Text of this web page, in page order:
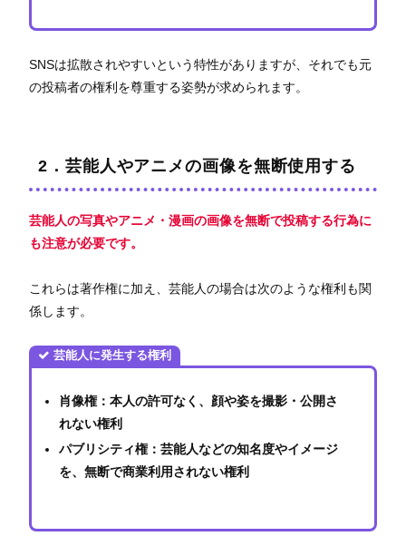
SNSは拡散されやすいという特性がありますが、それでも元
の投稿者の権利を尊重する姿勢が求められます。
2．芸能人やアニメの画像を無断使用する
芸能人の写真やアニメ・漫画の画像を無断で投稿する行為に
も注意が必要です。
これらは著作権に加え、芸能人の場合は次のような権利も関
係します。
芸能人に発生する権利
肖像権：本人の許可なく、顔や姿を撮影・公開さ
れない権利
パブリシティ権：芸能人などの知名度やイメージ
を、無断で商業利用されない権利